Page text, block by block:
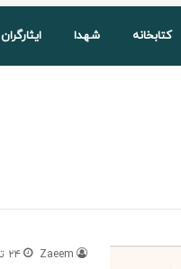
کتابخانه شهدا ایثارگران
Zaeem ۲۴ تیر ۱۳۹۹